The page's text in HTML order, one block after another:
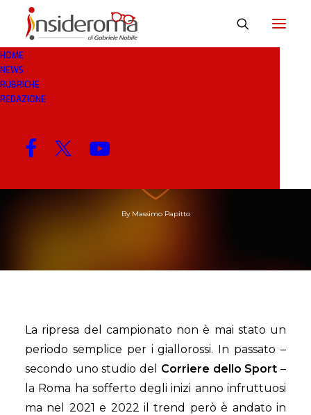
HOME
NEWS
RUBRICHE
REDAZIONE28 DIC 2022
Roma, devi evitare la
By Massimo Papitto
La ripresa del campionato non è mai stato un
periodo semplice per i giallorossi. In passato –
secondo uno studio del Corriere dello Sport –
la Roma ha sofferto degli inizi anno infruttuosi
ma nel 2021 e 2022 il trend però è andato in